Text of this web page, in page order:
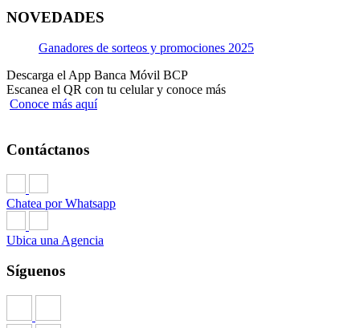
NOVEDADES
Ganadores de sorteos y promociones 2025
Descarga el App Banca Móvil BCP
Escanea el QR con tu celular y conoce más
Conoce más aquí
Contáctanos
Chatea por Whatsapp
Ubica una Agencia
Síguenos